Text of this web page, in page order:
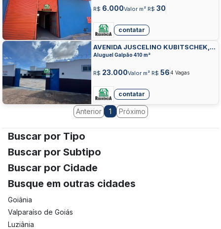
R$ 6.000Valor m² R$ 30
contatar
AVENIDA JUSCELINO KUBITSCHEK,
JUNDIAI, ANAPOLIS
Aluguel Galpão 410 m²
R$ 23.000Valor m² R$ 564 Vagas
contatar
Anterior 1 Próximo
Buscar por Tipo
Buscar por Subtipo
Buscar por Cidade
Busque em outras cidades
Goiânia
Valparaíso de Goiás
Luziânia